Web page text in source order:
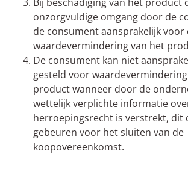
Bij beschadiging van het product
onzorgvuldige omgang door de
de consument aansprakelijk voor
waardevermindering van het
De consument kan niet
gesteld voor
product wanneer door de
wettelijk verplichte informatie
herroepingsrecht is verstrekt, dit
gebeuren voor het sluiten van de
koopovereenkomst.